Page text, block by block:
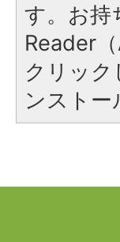
す。お持
Reader
クリッ
ンストー